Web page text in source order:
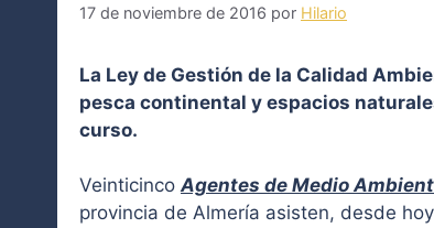
17 de noviembre de 2016 por Hilario
La Ley de Gestión de la Calidad
pesca continental y espacios
curso.
VeinticincoAgentes de Medio
provincia de Almería asisten, desde